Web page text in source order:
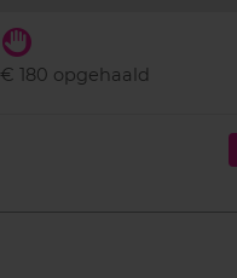
€ 180 opgehaald